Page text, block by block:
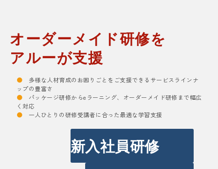
オーダーメイド研修を
アルーが支援
● 多様な人材育成のお困りごとをご支援できるサービスラインナ
ップの豊富さ
● パッケージ研修からeラーニング、オーダーメイド研修まで幅広
く対応
● 一人ひとりの研修受講者に合った最適な学習支援
新入社員研修